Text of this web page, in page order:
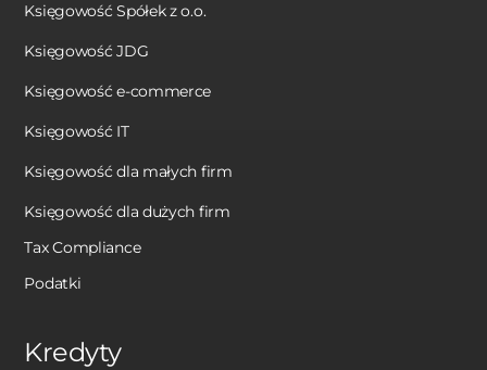
Księgowość Spółek z o.o.
Księgowość JDG
Księgowość e-commerce
Księgowość IT
Księgowość dla małych firm
Księgowość dla dużych firm
Tax Compliance
Podatki
Kredyty